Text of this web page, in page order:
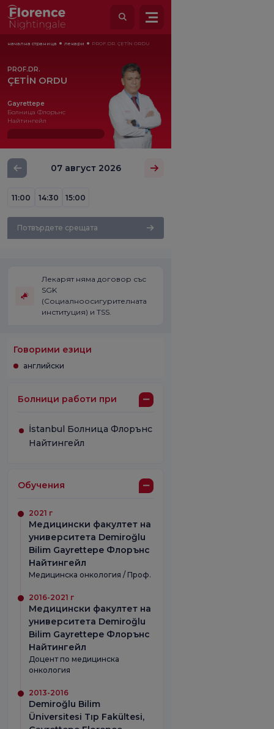
начална страница лекари PROF.DR. ÇETİN ORDU
PROF.DR.
ÇETİN ORDU
Gayrettepe
Болница Флорънс
Найтингейл
07 август 2026
11:00 14:30 15:00
Потвърдете срещата
Лекарят няма договор със
SGK
(Социалноосигурителната
институция) и TSS.
Говорими езици
английски
Болници работи при
İstanbul Болница Флорънс
Найтингейл
Обучения
2021 г
Медицински факултет на
университета Demiroğlu
Bilim Gayrettepe Флорънс
Найтингейл
Медицинска онкология / Проф.
2016-2021 г
Медицински факултет на
университета Demiroğlu
Bilim Gayrettepe Флорънс
Найтингейл
Доцент по медицинска
онкология
2013-2016
Demiroğlu Bilim
Üniversitesi Tıp Fakültesi,